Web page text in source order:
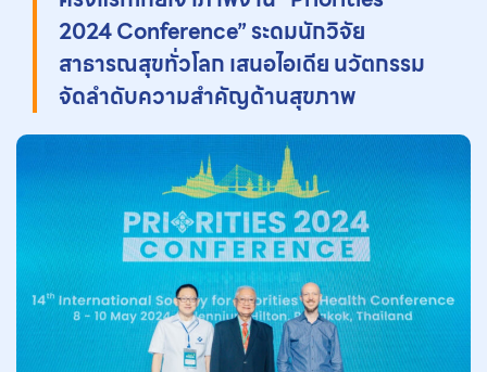
2024 Conference” ระดมนักวิจัย
สาธารณสุขทั่วโลก เสนอไอเดีย นวัตกรรม
จัดลำดับความสำคัญด้านสุขภาพ